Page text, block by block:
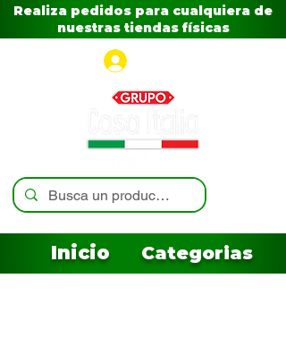
Realiza pedidos para cualquiera de
nuestras tiendas físicas
Inicio Categorias